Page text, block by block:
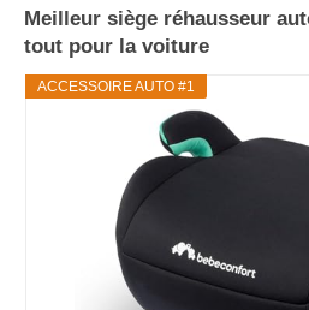
Meilleur siège réhausseur
tout pour la voiture
ACCESSOIRE AUTO #1